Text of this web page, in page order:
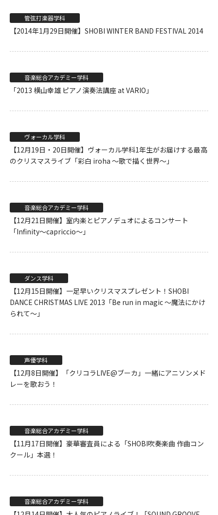
管弦打楽器学科
【2014年1月29日開催】SHOBI WINTER BAND FESTIVAL 2014
音楽総合アカデミー学科
「2013 横山幸雄 ピアノ演奏法講座 at VARIO」
ヴォーカル学科
【12月19日・20日開催】ヴォーカル学科1年生がお届けする最高
のクリスマスライブ「彩白 iroha ～歌で描く世界～」
音楽総合アカデミー学科
【12月21日開催】室内楽とピアノデュオによるコンサート
「Infinity〜capriccio〜」
ダンス学科
【12月15日開催】一足早いクリスマスプレゼント！SHOBI
DANCE CHRISTMAS LIVE 2013「Be run in magic ～魔法にかけ
られて～」
声優学科
【12月8日開催】「クリコラLIVE@ブーカ」一緒にアニソンメド
レーを歌おう！
音楽総合アカデミー学科
【11月17日開催】豪華審査員による「SHOBI吹奏楽曲 作曲コン
クール」本選！
音楽総合アカデミー学科